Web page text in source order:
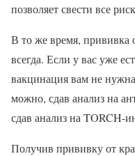
позволяет свести все
В то же время, прививка
всегда. Если у вас уже
вакцинация вам не
можно, сдав анализ на
сдав анализ на TORCH-
Получив прививку от